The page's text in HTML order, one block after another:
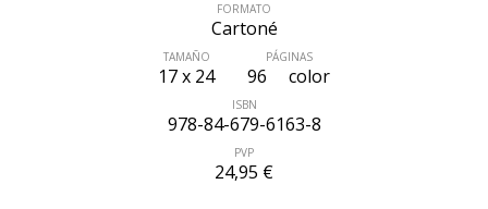
FORMATO
Cartoné
TAMAÑO
17 x 24
PÁGINAS
96 color
ISBN
978-84-679-6163-8
PVP
24,95 €